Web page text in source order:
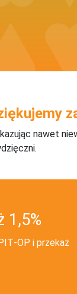
nawet
1,5%
i przekaż